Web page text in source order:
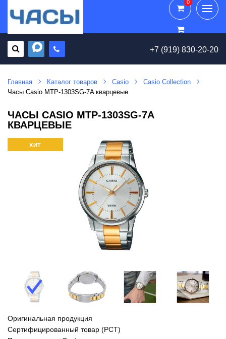
+7 (919) 830-20-20
0
0
Главная Каталог товаров Casio
Casio Collection
Часы Casio MTP-1303SG-7A кварцевые
ЧАСЫ CASIO MTP-1303SG-7A
КВАРЦЕВЫЕ
ХИТ
Оригинальная продукция
Сертифицированный товар (РСТ)